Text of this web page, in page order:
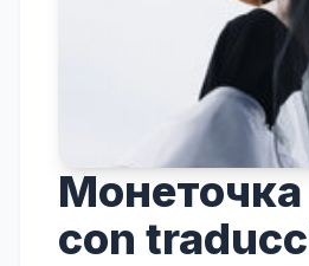
Монеточка
con